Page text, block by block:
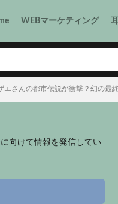
WEBマーケティング
エさんの都市伝説が衝撃？幻の最
向けて情報を発信してい